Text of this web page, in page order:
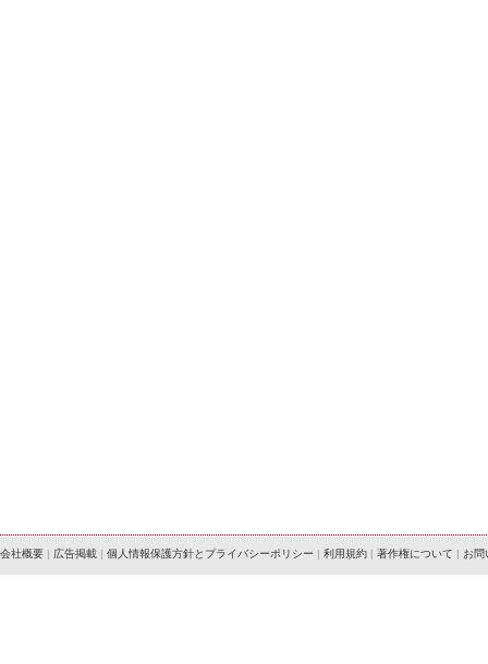
会社概要 | 広告掲載 | 個人情報保護方針とプライバシーポリシー | 利用規約 | 著作権について | お問